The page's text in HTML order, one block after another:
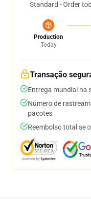
Standard - Order
Production
Today
Transação
Entrega mundial na
Número de
pacotes
Reembolso total se